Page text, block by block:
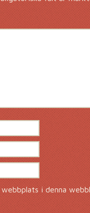
i denna